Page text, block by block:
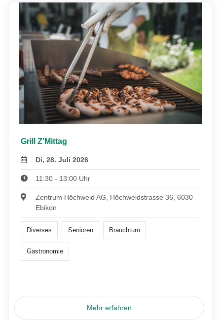
Grill Z'Mittag
Di, 28. Juli 2026
11:30 - 13:00 Uhr
Zentrum Höchweid AG, Höchweidstrasse 36, 6030
Ebikon
Diverses Senioren Brauchtum
Gastronomie
Mehr erfahren